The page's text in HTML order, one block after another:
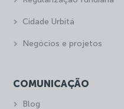
Cidade Urbitá
Negócios e projetos
COMUNICAÇÃO
Blog